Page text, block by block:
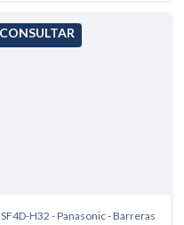
SF4D-H32 - Panasonic - Barreras